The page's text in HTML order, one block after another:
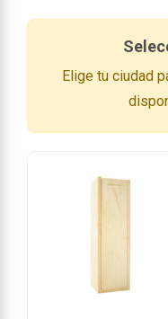
Elige tu ciudad